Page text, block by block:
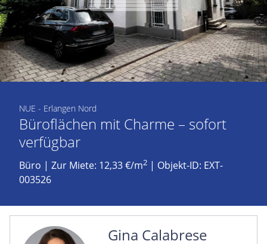
NUE - Erlangen Nord
Büroflächen mit Charme – sofort
verfügbar
Büro | Zur Miete: 12,33 €/m2 | Objekt-ID: EXT-
003526
Gina Calabrese